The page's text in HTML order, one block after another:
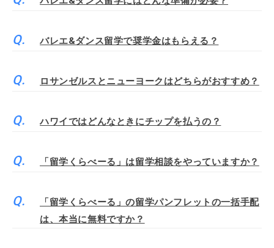
バレエ&ダンス留学で奨学金はもらえる？
ロサンゼルスとニューヨークはどちらがおすすめ？
ハワイではどんなときにチップを払うの？
「留学くらべーる」は留学相談をやっていますか？
「留学くらべーる」の留学パンフレットの一括手配
は、本当に無料ですか？